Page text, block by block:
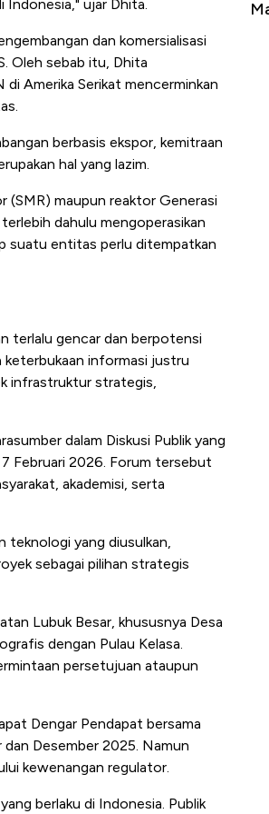
Indonesia," ujar Dhita.
dan komersialisasi
Oleh sebab itu, Dhita
Amerika Serikat mencerminkan
berbasis ekspor, kemitraan
hal yang lazim.
(SMR) maupun reaktor Generasi
dahulu mengoperasikan
suatu entitas perlu ditempatkan
terlalu gencar dan berpotensi
keterbukaan informasi justru
infrastruktur strategis,
dalam Diskusi Publik yang
Februari 2026. Forum tersebut
akademisi, serta
teknologi yang diusulkan,
sebagai pilihan strategis
Lubuk Besar, khususnya Desa
dengan Pulau Kelasa.
persetujuan ataupun
Dengar Pendapat bersama
dan Desember 2025. Namun
kewenangan regulator.
berlaku di Indonesia. Publik
yang Cuannya Paling Menyala?